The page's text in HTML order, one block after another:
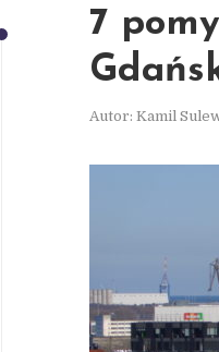
7
Autor: Kamil